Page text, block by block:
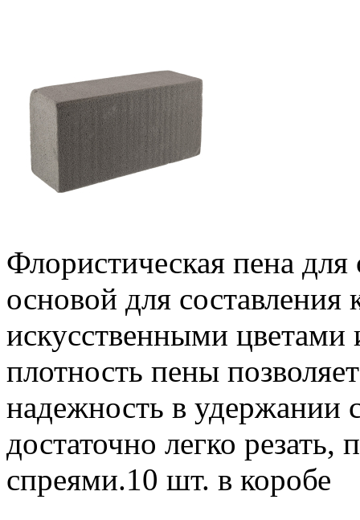
Флористическая пена для
основой для
искусственными
плотность пены
надежность в удержании
достаточно легко резать,
спреями.10 шт. в коробе